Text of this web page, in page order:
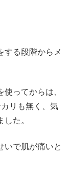
する段階からメ
ってからは、
リも無く、気
た。
いで肌が痛いと